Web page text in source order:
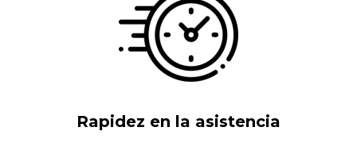
Rapidez en la asistencia